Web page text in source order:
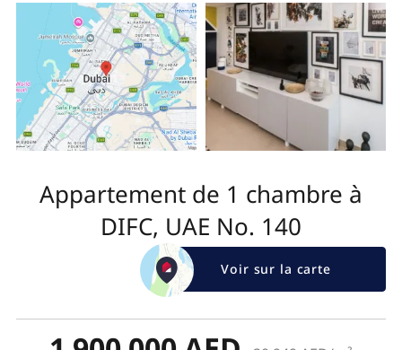
Appartement de 1 chambre à
DIFC, UAE No. 140
Voir sur la carte